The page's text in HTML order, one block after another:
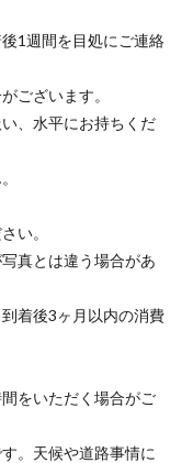
1週間を目処にご連絡
ございます。
、水平にお持ちくだ
い。
真とは違う場合があ
着後3ヶ月以内の消費
をいただく場合がご
。天候や道路事情に